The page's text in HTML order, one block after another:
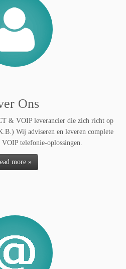
Ons
& VOIP leverancier die zich richt op
Wij adviseren en leveren complete
VOIP telefonie-oplossingen.
more »